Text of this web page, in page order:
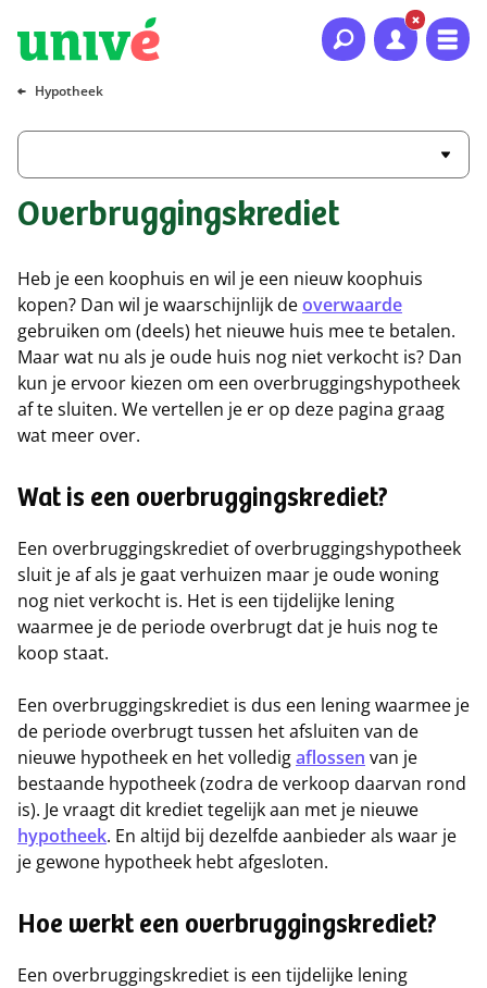
Naar hoofdinhoud
Naar hoofdnavigatie
Naar footer
Hypotheek
Overbruggingskrediet
Heb je een koophuis en wil je een nieuw koophuis
kopen? Dan wil je waarschijnlijk deoverwaarde
gebruiken om (deels) het nieuwe huis mee te betalen.
Maar wat nu als je oude huis nog niet verkocht is? Dan
kun je ervoor kiezen om een overbruggingshypotheek
af te sluiten. We vertellen je er op deze pagina graag
wat meer over.
Wat is een overbruggingskrediet?
Een overbruggingskrediet of overbruggingshypotheek
sluit je af als je gaat verhuizen maar je oude woning
nog niet verkocht is. Het is een tijdelijke lening
waarmee je de periode overbrugt dat je huis nog te
koop staat.
Een overbruggingskrediet is dus een lening waarmee je
de periode overbrugt tussen het afsluiten van de
nieuwe hypotheek en het volledigaflossen van je
bestaande hypotheek (zodra de verkoop daarvan rond
is). Je vraagt dit krediet tegelijk aan met je nieuwe
hypotheek. En altijd bij dezelfde aanbieder als waar je
je gewone hypotheek hebt afgesloten.
Hoe werkt een overbruggingskrediet?
Een overbruggingskrediet is een tijdelijke lening